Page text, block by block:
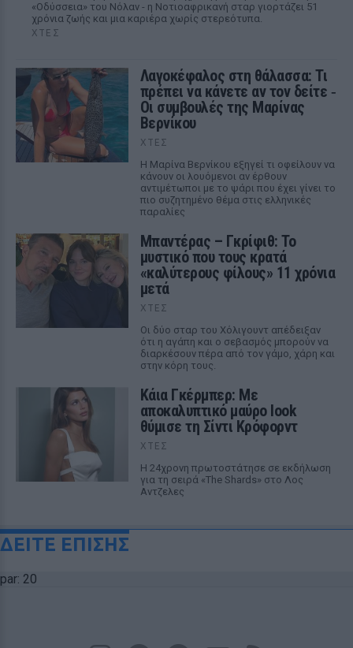
«Οδύσσεια» του Νόλαν - η Νοτιοαφρικανή σταρ γιορτάζει 51
χρόνια ζωής και μια καριέρα χωρίς στερεότυπα.
ΧΤΕΣ
Λαγοκέφαλος στη θάλασσα: Τι
πρέπει να κάνετε αν τον δείτε ‑
Οι συμβουλές της Μαρίνας
Βερνίκου
ΧΤΕΣ
Η Μαρίνα Βερνίκου εξηγεί τι οφείλουν να
κάνουν οι λουόμενοι αν έρθουν
αντιμέτωποι με το ψάρι που έχει γίνει το
πιο συζητημένο θέμα στις ελληνικές
παραλίες
Μπαντέρας – Γκρίφιθ: Το
μυστικό που τους κρατά
«καλύτερους φίλους» 11 χρόνια
μετά
ΧΤΕΣ
Οι δύο σταρ του Χόλιγουντ απέδειξαν
ότι η αγάπη και ο σεβασμός μπορούν να
διαρκέσουν πέρα από τον γάμο, χάρη και
στην κόρη τους.
Κάια Γκέρμπερ: Με
αποκαλυπτικό μαύρο look
θύμισε τη Σίντι Κρόφορντ
ΧΤΕΣ
Η 24χρονη πρωτοστάτησε σε εκδήλωση
για τη σειρά «The Shards» στο Λος
Αντζελες
ΔΕΙΤΕ ΕΠΙΣΗΣ
par: 20